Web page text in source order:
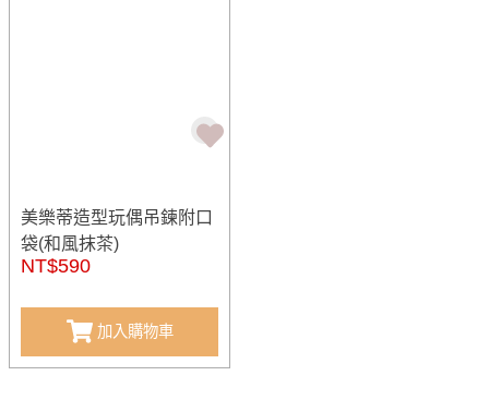
美樂蒂造型玩偶吊鍊附口
袋(和風抹茶)
NT$590
加入購物車